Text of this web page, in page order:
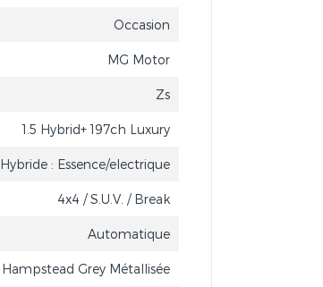
Occasion
MG Motor
Zs
1.5 Hybrid+ 197ch Luxury
Hybride : Essence/electrique
4x4 / S.U.V. / Break
Automatique
Hampstead Grey Métallisée